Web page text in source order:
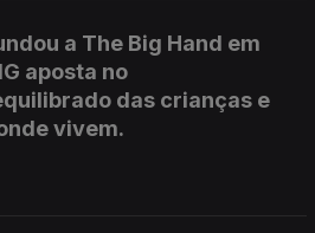
a The Big Hand em
aposta no
das crianças e
vivem.